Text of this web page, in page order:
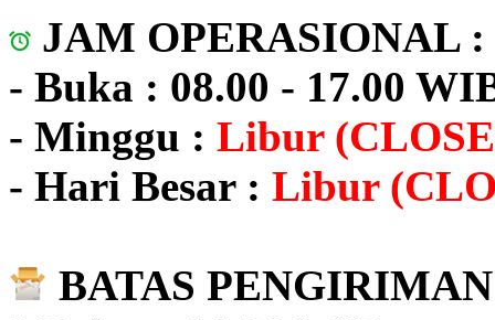
JAM OPERASIONAL :
- Buka : 08.00 - 17.00
- Minggu : Libur
- Hari Besar : Libur
BATAS